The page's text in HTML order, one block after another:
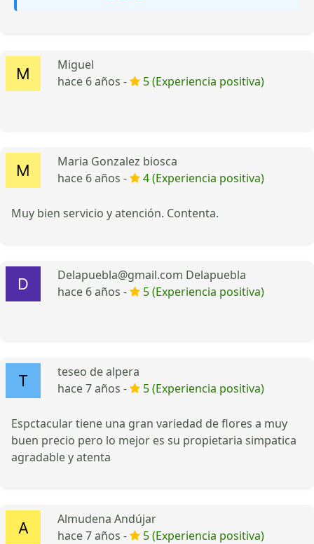
Miguel
hace 6 años -
5 (Experiencia positiva)
Maria Gonzalez biosca
hace 6 años -
4 (Experiencia positiva)
Muy bien servicio y atención. Contenta.
Delapuebla@gmail.com Delapuebla
hace 6 años -
5 (Experiencia positiva)
teseo de alpera
hace 7 años -
5 (Experiencia positiva)
Espctacular tiene una gran variedad de flores a muy
buen precio pero lo mejor es su propietaria simpatica
agradable y atenta
Almudena Andújar
hace 7 años -
5 (Experiencia positiva)